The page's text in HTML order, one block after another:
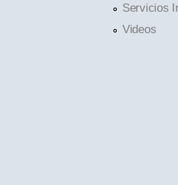
Servicios
Videos